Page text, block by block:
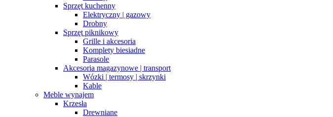
Sprzęt kuchenny
Elektryczny | gazowy
Drobny
Sprzęt piknikowy
Grille i akcesoria
Komplety biesiadne
Parasole
Akcesoria magazynowe | transport
Wózki | termosy | skrzynki
Kable
Meble wynajem
Krzesła
Drewniane